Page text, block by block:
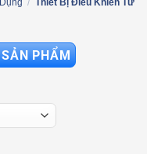
/ Thiết Bị Điều Khiển Từ
PHẨM